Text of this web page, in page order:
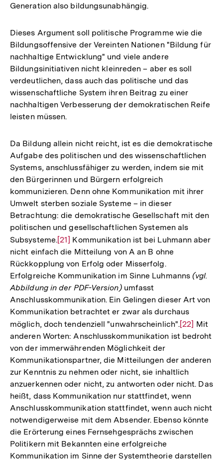
der
Generation also bildungsunabhängig.
Dieses Argument soll politische Programme wie die
Bildungsoffensive der Vereinten Nationen "Bildung für
nachhaltige Entwicklung" und viele andere
Bildungsinitiativen nicht kleinreden – aber es soll
verdeutlichen, dass auch das politische und das
wissenschaftliche System ihren Beitrag zu einer
nachhaltigen Verbesserung der demokratischen Reife
leisten müssen.
Da Bildung allein nicht reicht, ist es die demokratische
Aufgabe des politischen und des wissenschaftlichen
Systems, anschlussfähiger zu werden, indem sie mit
den Bürgerinnen und Bürgern erfolgreich
kommunizieren. Denn ohne Kommunikation mit ihrer
Umwelt sterben soziale Systeme – in dieser
Betrachtung: die demokratische Gesellschaft mit den
politischen und gesellschaftlichen Systemen als
Subsysteme.Zur
Auflösung
der
Fußnote
[21] Kommunikation ist bei Luhmann aber
nicht einfach die Mitteilung von A an B ohne
Rückkopplung von Erfolg oder Misserfolg.
Erfolgreiche Kommunikation im Sinne Luhmanns (vgl.
Abbildung in der PDF-Version)umfasst
Anschlusskommunikation. Ein Gelingen dieser Art von
Kommunikation betrachtet er zwar als durchaus
möglich, doch tendenziell "unwahrscheinlich".Zur
Auflösung
Fußnote
[22] Mit
anderen Worten: Anschlusskommunikation ist bedroht
von der immerwährenden Möglichkeit der
Kommunikationspartner, die Mitteilungen der anderen
zur Kenntnis zu nehmen oder nicht, sie inhaltlich
anzuerkennen oder nicht, zu antworten oder nicht. Das
heißt, dass Kommunikation nur stattfindet, wenn
Anschlusskommunikation stattfindet, wenn auch nicht
notwendigerweise mit dem Absender. Ebenso könnte
die Erörterung eines Fernsehgesprächs zwischen
Politikern mit Bekannten eine erfolgreiche
Kommunikation im Sinne der Systemtheorie darstellen